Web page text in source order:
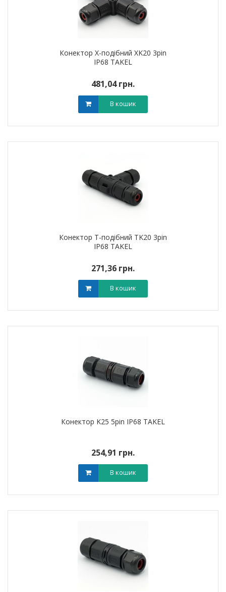
Конектор X-подібний XK20 3pin
IP68 TAKEL
481,04 грн.
В кошик
Конектор Т-подібний TK20 3pin
IP68 TAKEL
271,36 грн.
В кошик
Конектор K25 5pin IP68 TAKEL
254,91 грн.
В кошик